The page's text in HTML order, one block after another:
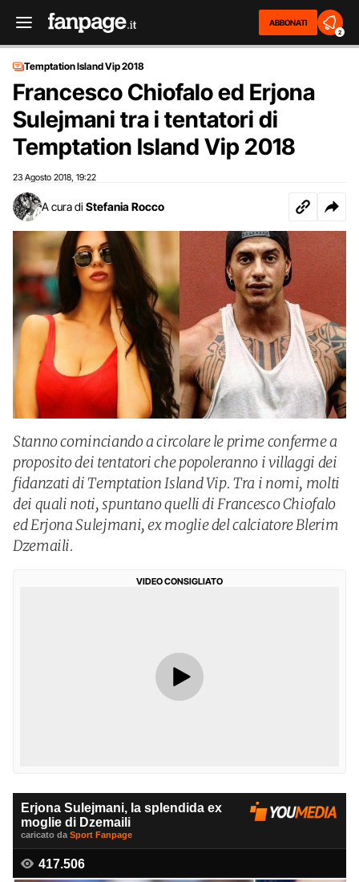
ABBONATI
2
Temptation Island Vip 2018
Francesco Chiofalo ed Erjona
Sulejmani tra i tentatori di
Temptation Island Vip 2018
23 Agosto 2018 19:22
A cura di Stefania Rocco
Stanno cominciando a circolare le prime conferme a
proposito dei tentatori che popoleranno i villaggi dei
fidanzati di Temptation Island Vip. Tra i nomi, molti
dei quali noti, spuntano quelli di Francesco Chiofalo
ed Erjona Sulejmani, ex moglie del calciatore Blerim
Dzemaili.
VIDEO CONSIGLIATO